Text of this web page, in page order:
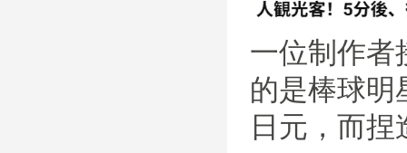
一位制作者
的是棒球明
日元，而